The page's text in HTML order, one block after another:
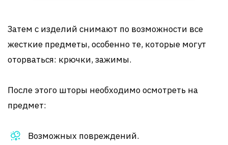
Затем с изделий снимают по возможности все
жесткие предметы, особенно те, которые могут
оторваться: крючки, зажимы.
После этого шторы необходимо осмотреть на
предмет:
Возможных повреждений.